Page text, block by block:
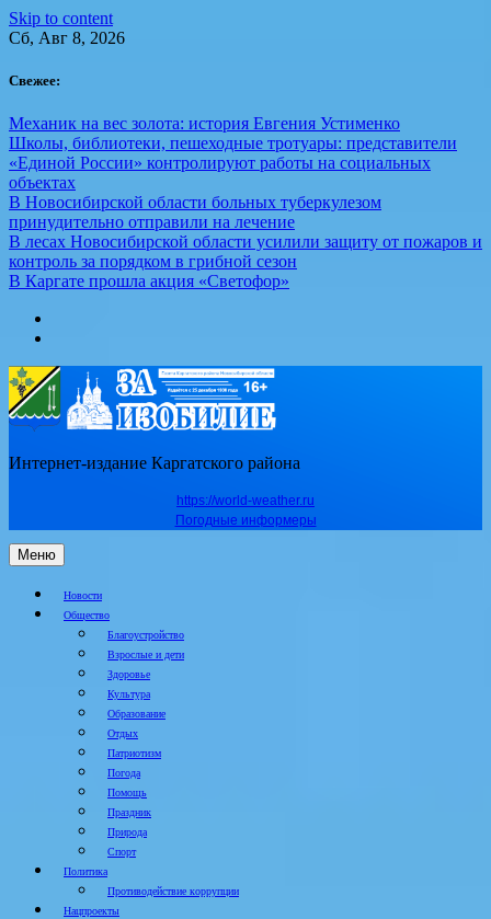
Skip to content
Сб, Авг 8, 2026
Свежее:
Механик на вес золота: история Евгения Устименко
Школы, библиотеки, пешеходные тротуары: представители
«Единой России» контролируют работы на социальных
объектах
В Новосибирской области больных туберкулезом
принудительно отправили на лечение
В лесах Новосибирской области усилили защиту от пожаров и
контроль за порядком в грибной сезон
В Каргате прошла акция «Светофор»
Интернет-издание Каргатского района
https://world-weather.ru
Погодные информеры
Меню
Новости
Общество
Благоустройство
Взрослые и дети
Здоровье
Культура
Образование
Отдых
Патриотизм
Погода
Помощь
Праздник
Природа
Спорт
Политика
Противодействие коррупции
Нацпроекты